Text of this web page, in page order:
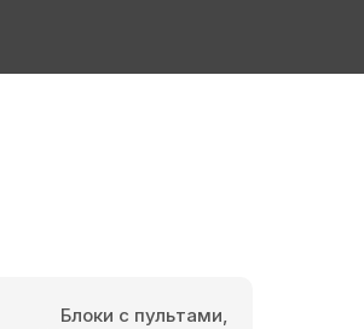
Блоки с пультами,